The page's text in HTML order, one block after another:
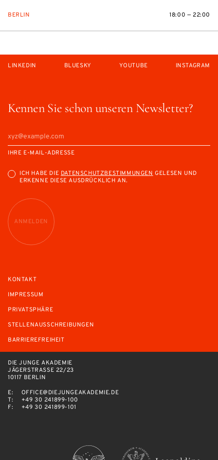
BERLIN 18:00 — 22:00
Kennen Sie schon unseren Newsletter?
IHRE E-MAIL-ADRESSE
ICH HABE DIEDATENSCHUTZBESTIMMUNGENGELESEN UND
ERKENNE DIESE AUSDRÜCKLICH AN.
ANMELDEN
LINKEDIN BLUESKY YOUTUBE INSTAGRAM
KONTAKT
IMPRESSUM
PRIVATSPHÄRE
STELLENAUSSCHREIBUNGEN
BARRIEREFREIHEIT
DIE JUNGE AKADEMIE
JÄGERSTRASSE 22/23
10117 BERLIN
E:
OFFICE@DIEJUNGEAKADEMIE.DE
T:
+49 30 241899-100
F:
+49 30 241899-101